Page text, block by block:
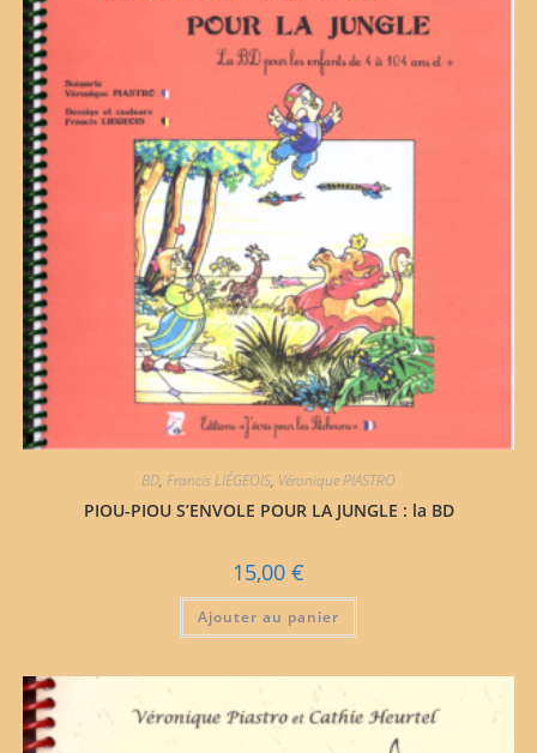
BD, Francis LIÉGEOIS, Véronique PIASTRO
PIOU-PIOU S’ENVOLE POUR LA JUNGLE : la BD
15,00 €
Ajouter au panier